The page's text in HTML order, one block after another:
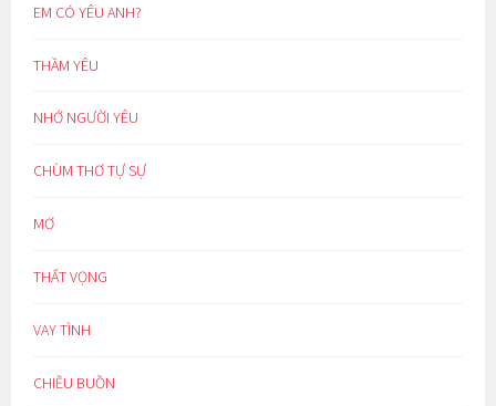
EM CÓ YÊU ANH?
THẦM YÊU
NHỚ NGƯỜI YÊU
CHÙM THƠ TỰ SỰ
MƠ
THẤT VỌNG
VAY TÌNH
CHIỀU BUỒN